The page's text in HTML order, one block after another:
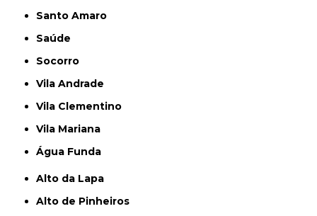
Santo Amaro
Saúde
Socorro
Vila Andrade
Vila Clementino
Vila Mariana
Água Funda
Alto da Lapa
Alto de Pinheiros